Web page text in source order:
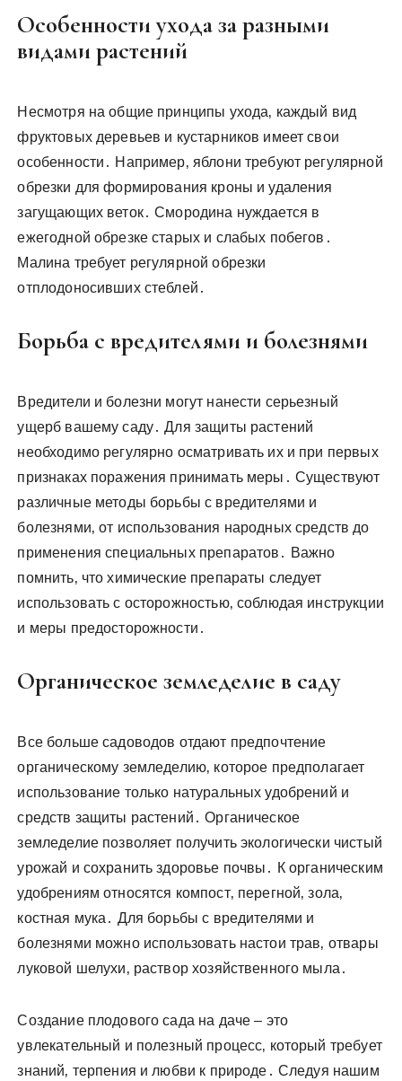
Особенности ухода за разными
видами растений
Несмотря на общие принципы ухода‚ каждый вид
фруктовых деревьев и кустарников имеет свои
особенности․ Например‚ яблони требуют регулярной
обрезки для формирования кроны и удаления
загущающих веток․ Смородина нуждается в
ежегодной обрезке старых и слабых побегов․
Малина требует регулярной обрезки
отплодоносивших стеблей․
Борьба с вредителями и болезнями
Вредители и болезни могут нанести серьезный
ущерб вашему саду․ Для защиты растений
необходимо регулярно осматривать их и при первых
признаках поражения принимать меры․ Существуют
различные методы борьбы с вредителями и
болезнями‚ от использования народных средств до
применения специальных препаратов․ Важно
помнить‚ что химические препараты следует
использовать с осторожностью‚ соблюдая инструкции
и меры предосторожности․
Органическое земледелие в саду
Все больше садоводов отдают предпочтение
органическому земледелию‚ которое предполагает
использование только натуральных удобрений и
средств защиты растений․ Органическое
земледелие позволяет получить экологически чистый
урожай и сохранить здоровье почвы․ К органическим
удобрениям относятся компост‚ перегной‚ зола‚
костная мука․ Для борьбы с вредителями и
болезнями можно использовать настои трав‚ отвары
луковой шелухи‚ раствор хозяйственного мыла․
Создание плодового сада на даче – это
увлекательный и полезный процесс‚ который требует
знаний‚ терпения и любви к природе․ Следуя нашим